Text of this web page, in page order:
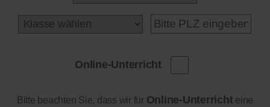
Online-Unterricht
Bitte beachten Sie, dass wir für Online-Unterrichteine